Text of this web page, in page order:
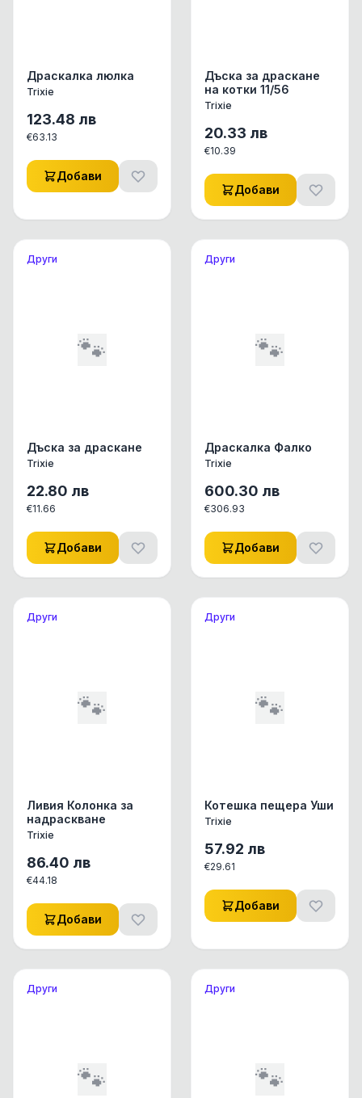
Драскалка люлка
Trixie
123.48 лв
€63.13
Добави
Дъска за драскане
на котки 11/56
Trixie
20.33 лв
€10.39
Добави
Други
🐾
Дъска за драскане
Trixie
22.80 лв
€11.66
Добави
Други
🐾
Драскалка Фалко
Trixie
600.30 лв
€306.93
Добави
Други
🐾
Ливия Колонка за
надраскване
Trixie
86.40 лв
€44.18
Добави
Други
🐾
Котешка пещера Уши
Trixie
57.92 лв
€29.61
Добави
Други
🐾
Други
🐾